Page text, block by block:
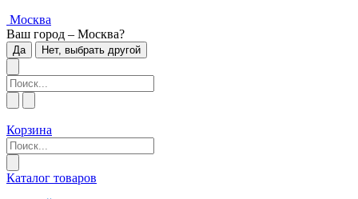
Москва
Ваш город – Москва?
Да Нет, выбрать другой
Корзина
Каталог товаров